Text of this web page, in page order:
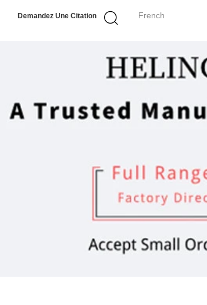
French
Demandez Une Citation